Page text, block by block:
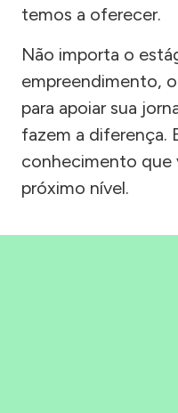
temos a oferecer.
Não importa o
empreendimento,
para apoiar sua
fazem a diferença.
conhecimento que
próximo nível.